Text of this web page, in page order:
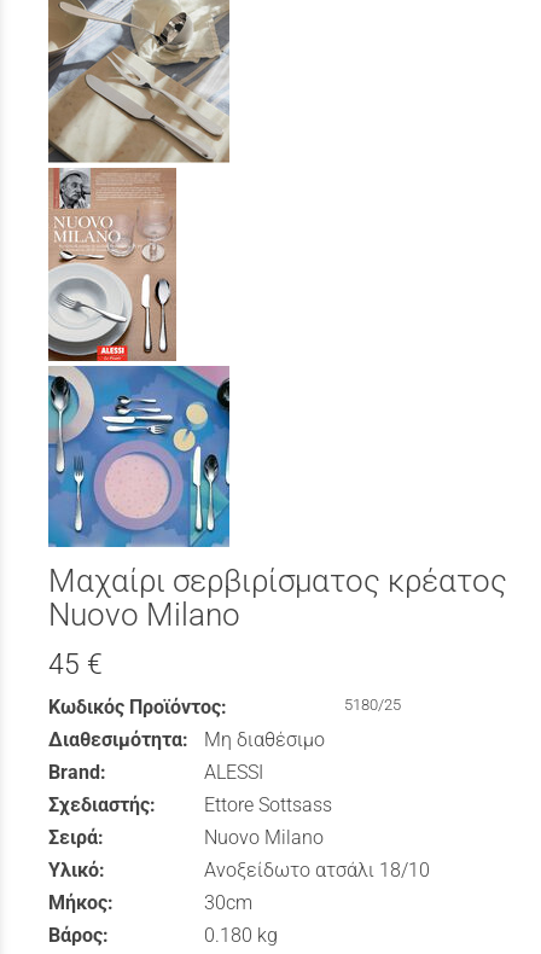
Μαχαίρι σερβιρίσματος κρέατος
Nuovo Milano
45 €
Κωδικός Προϊόντος: 5180/25
Διαθεσιμότητα:
Μη διαθέσιμο
Brand:
ALESSI
Σχεδιαστής:
Ettore Sottsass
Σειρά:
Nuovo Milano
Υλικό:
Ανοξείδωτο ατσάλι 18/10
Μήκος:
30cm
Βάρος:
0.180 kg